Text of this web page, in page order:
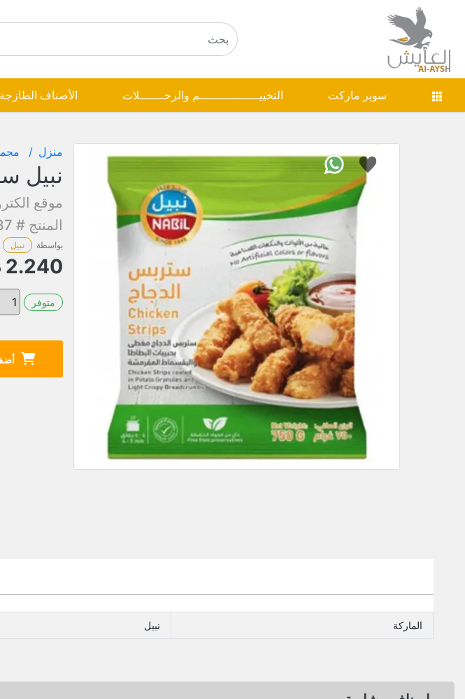
سوبر ماركت التخييـــــــــــــــــم والرحـــــــلات الأصناف الطازجة
منزل
نبيل
موقع
المنتج # 7900000337
بواسطة نبيل
2.240
متوفر
الماركة نبيل